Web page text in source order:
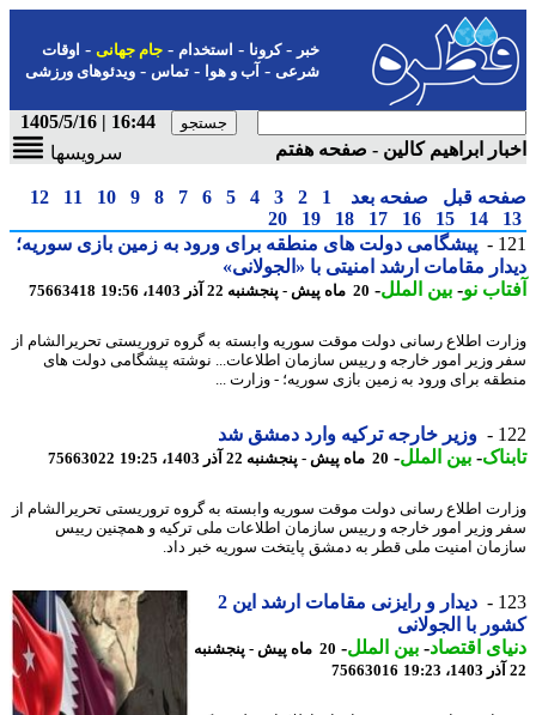
-کرونا-استخدام- جام جهانی-اوقات
شرعی-آب و هوا-تماس-ویدئوهای ورزشی
16:44 | 1405/5/16
ابراهیم کالین - صفحه هفتم
سرویسها
قبل صفحه بعد 1
2
3
4
5
6
7
8
9
10
11
12
14
15
16
17
18
19
20
پیشگامی دولت های منطقه برای ورود به زمین بازی سوریه؛
مقامات ارشد امنیتی با «الجولانی»
نو- بین الملل-20 ماه پیش - پنجشنبه 22 آذر 1403، 19:56 75663418
اطلاع رسانی دولت موقت سوریه وابسته به گروه تروریستی تحریرالشام از
وزیر امور خارجه و رییس سازمان اطلاعات... نوشته پیشگامی دولت های
برای ورود به زمین بازی سوریه؛ - وزارت ...
وزیر خارجه ترکیه وارد دمشق شد
-بین الملل-20 ماه پیش - پنجشنبه 22 آذر 1403، 19:25 75663022
اطلاع رسانی دولت موقت سوریه وابسته به گروه تروریستی تحریرالشام از
وزیر امور خارجه و رییس سازمان اطلاعات ملی ترکیه و همچنین رییس
امنیت ملی قطر به دمشق پایتخت سوریه خبر داد.
دیدار و رایزنی مقامات ارشد این 2
با الجولانی
اقتصاد-بین الملل-
20 ماه پیش - پنجشنبه
75663016